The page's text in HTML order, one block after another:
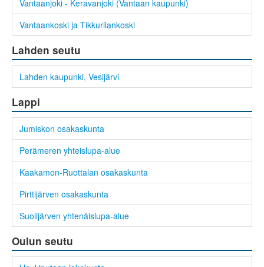
Vantaanjoki - Keravanjoki (Vantaan kaupunki)
Vantaankoski ja Tikkurilankoski
Lahden seutu
Lahden kaupunki, Vesijärvi
Lappi
Jumiskon osakaskunta
Perämeren yhteislupa-alue
Kaakamon-Ruottalan osakaskunta
Pirttijärven osakaskunta
Suolijärven yhtenäislupa-alue
Oulun seutu